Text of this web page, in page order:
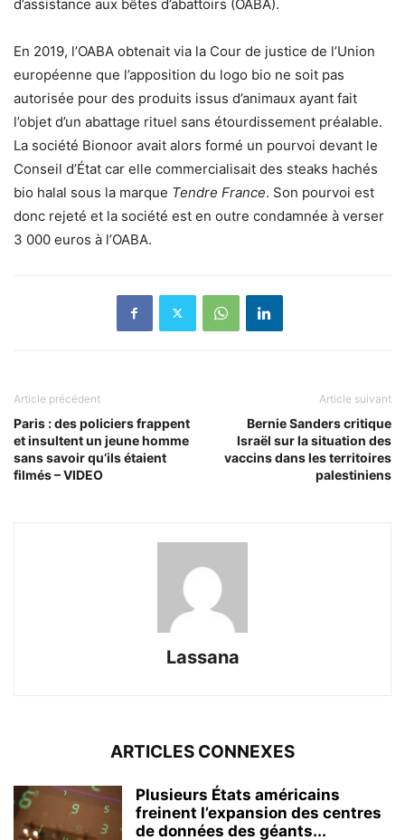
d’assistance aux bêtes d’abattoirs (OABA).
En 2019, l’OABA obtenait via la Cour de justice de l’Union
européenne que l’apposition du logo bio ne soit pas
autorisée pour des produits issus d’animaux ayant fait
l’objet d’un abattage rituel sans étourdissement préalable.
La société Bionoor avait alors formé un pourvoi devant le
Conseil d’État car elle commercialisait des steaks hachés
bio halal sous la marque Tendre France. Son pourvoi est
donc rejeté et la société est en outre condamnée à verser
3 000 euros à l’OABA.
Article précédent
Paris : des policiers frappent
et insultent un jeune homme
sans savoir qu’ils étaient
filmés – VIDEO
Article suivant
Bernie Sanders critique
Israël sur la situation des
vaccins dans les territoires
palestiniens
Lassana
ARTICLES CONNEXES
Plusieurs États américains
freinent l’expansion des centres
de données des géants...